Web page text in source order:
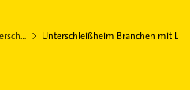
Unterschleißheim Unterschleißheim Branchen mit L